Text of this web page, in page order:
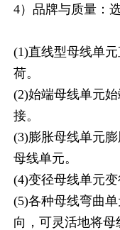
4）品牌与质量：
(1)直线型母线单
荷。
(2)始端母线单元
接。
(3)膨胀母线单元
母线单元。
(4)变径母线单元
(5)各种母线弯曲
向，可灵活地将母